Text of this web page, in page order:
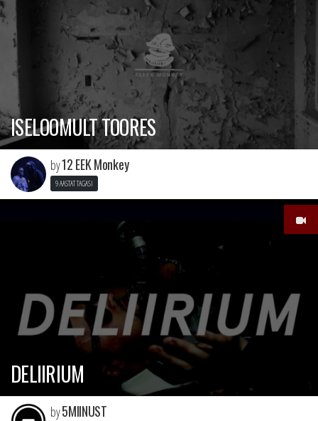
ISELOOMULT TOORES
by12 EEK Monkey
9 AASTAT TAGASI
DELIIRIUM
by5MIINUST